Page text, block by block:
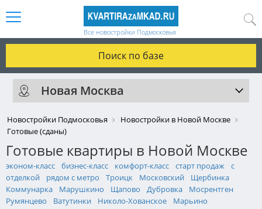
Все новостройки Подмосковья
Поиск по базе
Новая Москва
Новостройки Подмосковья
Новостройки в Новой Москве
Готовые (сданы)
Готовые квартиры в Новой Москве
эконом-класс бизнес-класс комфорт-класс старт продаж
с
отделкой
рядом с метро Троицк Московский
Щербинка
Коммунарка
Марушкино Щапово Дубровка
Мосрентген
Румянцево
Ватутинки Николо-Хованское Марьино